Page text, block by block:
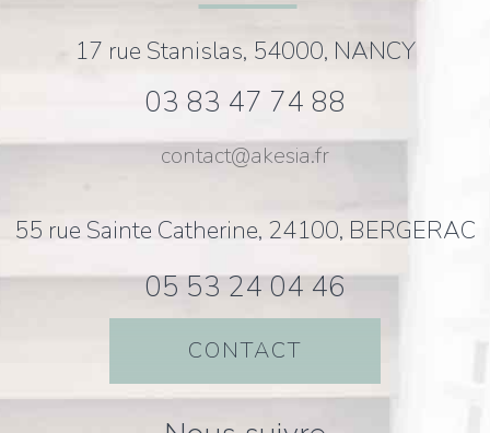
17 rue Stanislas, 54000, NANCY
03 83 47 74 88
contact@akesia.fr
55 rue Sainte Catherine, 24100, BERGERAC
05 53 24 04 46
CONTACT